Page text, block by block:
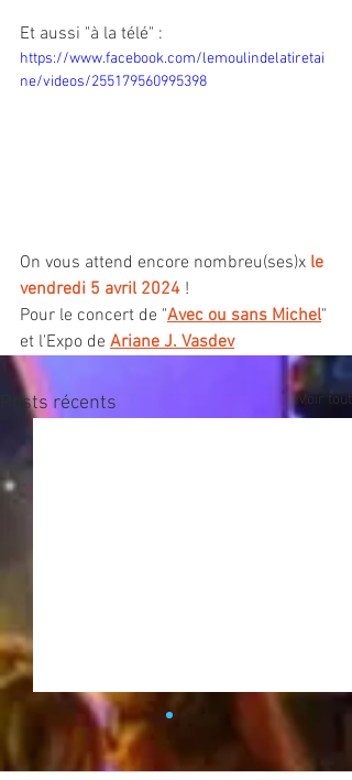
Et aussi "à la télé" :
https://www.facebook.com/lemoulindelatiretai
ne/videos/255179560995398
On vous attend encore nombreu(ses)x le
vendredi 5 avril 2024 !
Pour le concert de "Avec ou sans Michel"
et l'Expo de Ariane J. Vasdev
Posts récents Voir tout